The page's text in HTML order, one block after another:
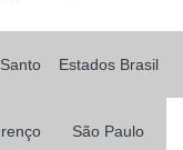
Estados Brasil
São Paulo